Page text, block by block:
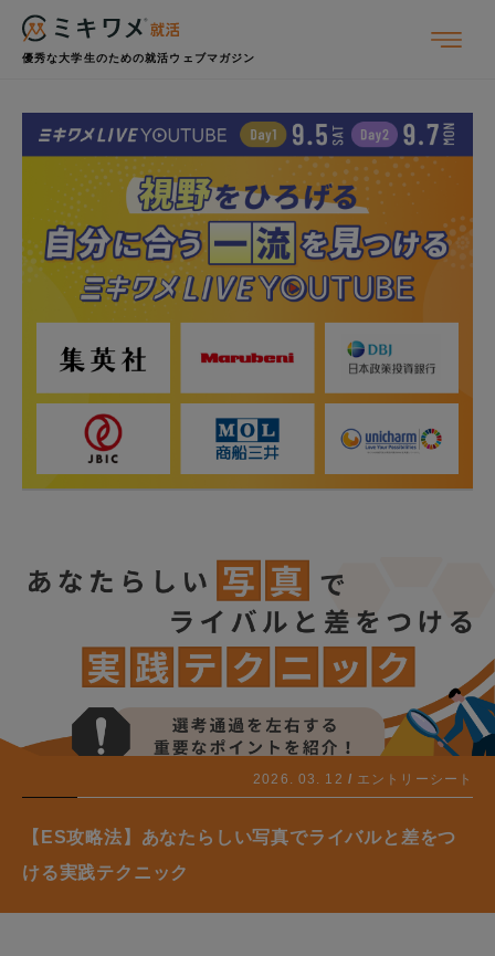
優秀な大学生のための就活ウェブマガジン
2026. 03. 12 エントリーシート
【ES攻略法】あなたらしい写真でライバルと差をつ
ける実践テクニック